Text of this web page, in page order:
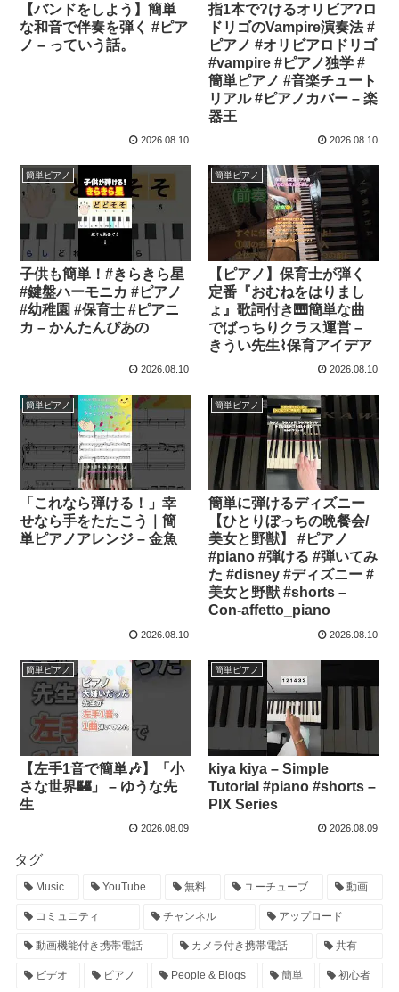
【バンドをしよう】簡単
な和音で伴奏を弾く #ピア
ノ – っていう話。
2026.08.10
指1本で?けるオリビア?ロ
ドリゴのVampire演奏法 #
ピアノ #オリビアロドリゴ
#vampire #ピアノ独学 #
簡単ピアノ #音楽チュート
リアル #ピアノカバー – 楽
器王
2026.08.10
簡単ピアノ
子供も簡単！#きらきら星
#鍵盤ハーモニカ #ピアノ
#幼稚園 #保育士 #ピアニ
カ – かんたんぴあの
2026.08.10
簡単ピアノ
【ピアノ】保育士が弾く
定番『おむねをはりまし
ょ』歌詞付き🎹簡単な曲
でばっちりクラス運営 –
きうい先生⌇保育アイデア
2026.08.10
簡単ピアノ
「これなら弾ける！」幸
せなら手をたたこう｜簡
単ピアノアレンジ – 金魚
2026.08.10
簡単ピアノ
簡単に弾けるディズニー
【ひとりぼっちの晩餐会/
美女と野獣】 #ピアノ
#piano #弾ける #弾いてみ
た #disney #ディズニー #
美女と野獣 #shorts –
Con-affetto_piano
2026.08.10
簡単ピアノ
【左手1音で簡単🎶】「小
さな世界🏰」 – ゆうな先
生
2026.08.09
簡単ピアノ
kiya kiya – Simple
Tutorial #piano #shorts –
PIX Series
2026.08.09
タグ
Music YouTube 無料 ユーチューブ 動画
コミュニティ チャンネル アップロード
動画機能付き携帯電話 カメラ付き携帯電話 共有
ビデオ ピアノ People & Blogs 簡単 初心者